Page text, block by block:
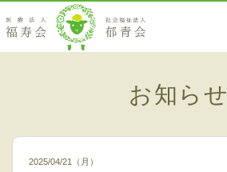
お知らせ
2025/04/21（月）